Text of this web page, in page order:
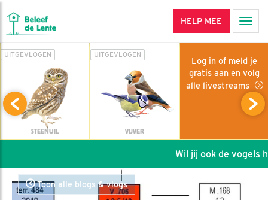
HELP MEE
UITGEVLOGEN
STEENUIL
UITGEVLOGEN
VIJVER
Log in of meld je
gratis aan en volg
alle livestreams
Wil jij ook de vogels
Toon alle blogs & vlogs